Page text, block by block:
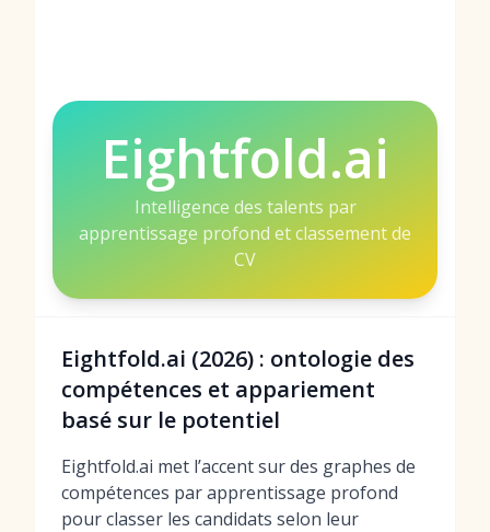
Eightfold.ai
Intelligence des talents par
apprentissage profond et classement de
CV
Eightfold.ai (2026) : ontologie des
compétences et appariement
basé sur le potentiel
Eightfold.ai met l’accent sur des graphes de
compétences par apprentissage profond
pour classer les candidats selon leur